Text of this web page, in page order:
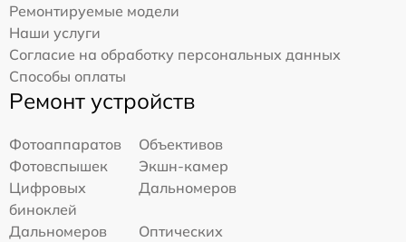
Ремонтируемые модели
Наши услуги
Согласие на обработку персональных данных
Способы оплаты
Ремонт устройств
Фотоаппаратов
Объективов
Фотовспышек
Экшн-камер
Цифровых
биноклей
Дальномеров
Дальномеров
Оптических